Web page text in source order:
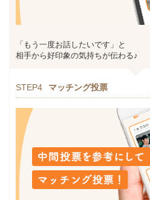
「もう一度お話したいです」と
相手から好印象の気持ちが伝わる♪
STEP4 マッチング投票